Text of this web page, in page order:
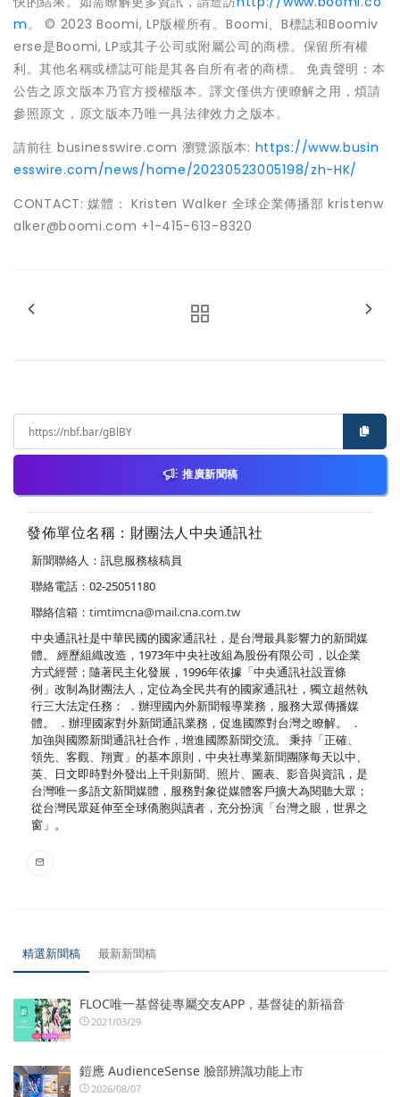
m。 © 2023 Boomi, LP版權所有。Boomi、B標誌和Boomiv
erse是Boomi, LP或其子公司或附屬公司的商標。保留所有權
利。其他名稱或標誌可能是其各自所有者的商標。 免責聲明：本
公告之原文版本乃官方授權版本。譯文僅供方便瞭解之用，煩請
參照原文，原文版本乃唯一具法律效力之版本。
請前往 businesswire.com 瀏覽源版本: https://www.busin
esswire.com/news/home/20230523005198/zh-HK/
CONTACT: 媒體： Kristen Walker 全球企業傳播部 kristenw
alker@boomi.com +1-415-613-8320
推廣新聞稿
發佈單位名稱：財團法人中央通訊社
新聞聯絡人：訊息服務核稿員
聯絡電話：02-25051180
聯絡信箱： timtimcna@mail.cna.com.tw
中央通訊社是中華民國的國家通訊社，是台灣最具影響力的新聞媒
體。 經歷組織改造，1973年中央社改組為股份有限公司，以企業
方式經營；隨著民主化發展，1996年依據「中央通訊社設置條
例」改制為財團法人，定位為全民共有的國家通訊社，獨立超然執
行三大法定任務： ．辦理國內外新聞報導業務，服務大眾傳播媒
體。 ．辦理國家對外新聞通訊業務，促進國際對台灣之瞭解。 ．
加強與國際新聞通訊社合作，增進國際新聞交流。 秉持「正確、
領先、客觀、翔實」的基本原則，中央社專業新聞團隊每天以中、
英、日文即時對外發出上千則新聞、照片、圖表、影音與資訊，是
台灣唯一多語文新聞媒體，服務對象從媒體客戶擴大為閱聽大眾；
從台灣民眾延伸至全球僑胞與讀者，充分扮演「台灣之眼，世界之
窗」。
精選新聞稿 最新新聞稿
FLOC唯一基督徒專屬交友APP，基督徒的新福音
2021/03/29
鎧應 AudienceSense 臉部辨識功能上市
2026/08/07